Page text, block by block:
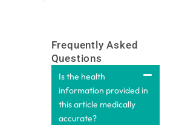
Frequently Asked
Questions
Is the health
information provided in
this article medically
accurate?